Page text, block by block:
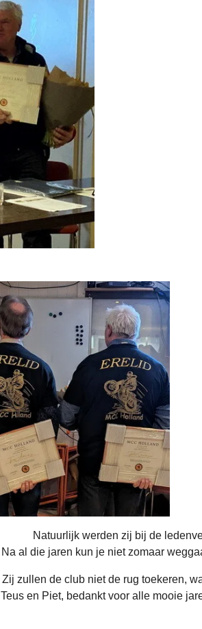
Natuurlijk werden zij bij de
Na al die jaren kun je niet zomaar
Zij zullen de club niet de rug toekeren,
Teus en Piet, bedankt voor alle mooie